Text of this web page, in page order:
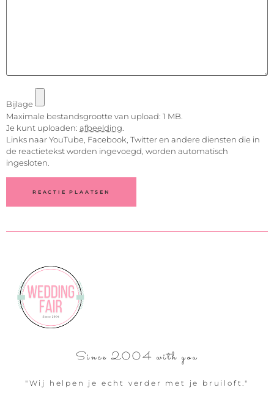
Bijlage
Maximale bestandsgrootte van upload: 1 MB.
Je kunt uploaden: afbeelding
Links naar YouTube, Facebook, Twitter en andere diensten die in
de reactietekst worden ingevoegd, worden automatisch
ingesloten.
Since 2004 with you
"Wij helpen je echt verder met je bruiloft."